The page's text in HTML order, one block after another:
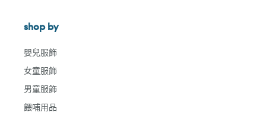
shop by
嬰兒服飾
女童服飾
男童服飾
餵哺用品